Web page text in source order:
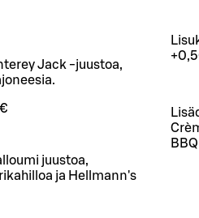
Jack -juustoa,
juustoa,
ja Hellmann's